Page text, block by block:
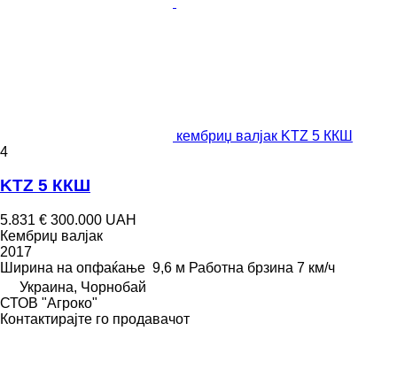
кембриџ валјак KTZ 5 ККШ
4
KTZ 5 ККШ
5.831 € 300.000 UAH
Кембриџ валјак
2017
Ширина на опфаќање 9,6 м Работна брзина 7 км/ч
Украина, Чорнобай
СТОВ "Агроко"
Контактирајте го продавачот